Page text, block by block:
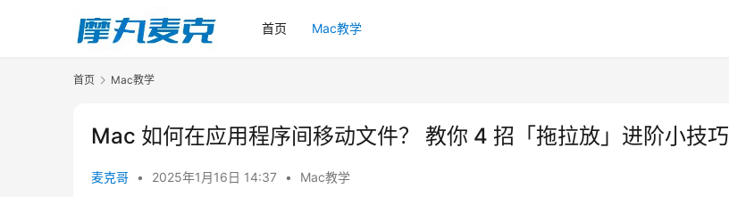
首页 Mac教学
首页 Mac教学
Mac 如何在应用程序间移动文件？ 教你 4 招「拖拉放」进阶小技巧
麦克哥 • 2025年1月16日 14:37 • Mac教学